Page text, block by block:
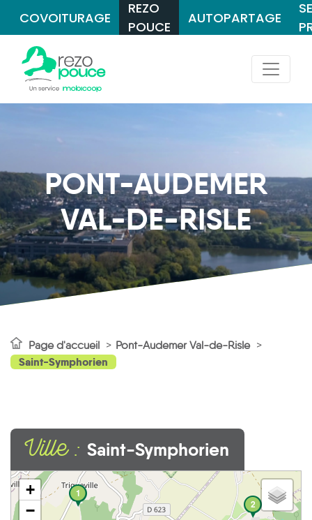
COVOITURAGE
REZO
POUCE
AUTOPARTAGE
PONT-AUDEMER
VAL-DE-RISLE
Page d'accueil Pont-Audemer Val-de-Risle
Saint-Symphorien
Ville : Saint-Symphorien
2
1
+
−